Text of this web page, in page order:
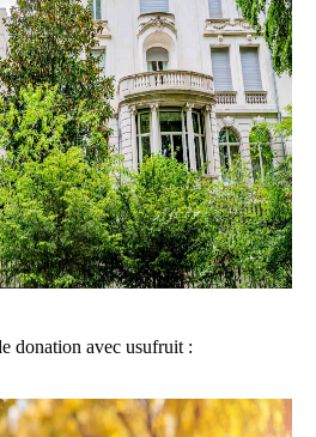
donation avec usufruit :